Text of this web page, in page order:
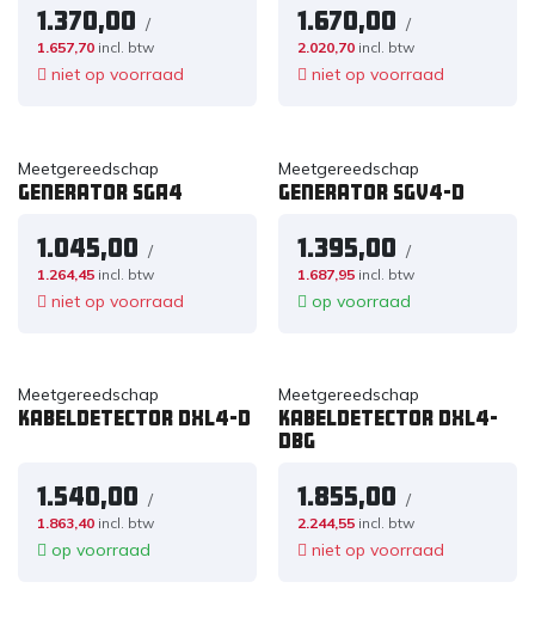
1.370,00 /
1.657,70 incl. btw
niet op voorraad
1.670,00 /
2.020,70 incl. btw
niet op voorraad
Meetgereedschap
Generator SGA4
1.045,00 /
1.264,45 incl. btw
niet op voorraad
Meetgereedschap
Generator SGV4-D
1.395,00 /
1.687,95 incl. btw
op voorraad
Meetgereedschap
Kabeldetector DXL4-D
1.540,00 /
1.863,40 incl. btw
op voorraad
Meetgereedschap
Kabeldetector DXL4-
DBG
1.855,00 /
2.244,55 incl. btw
niet op voorraad